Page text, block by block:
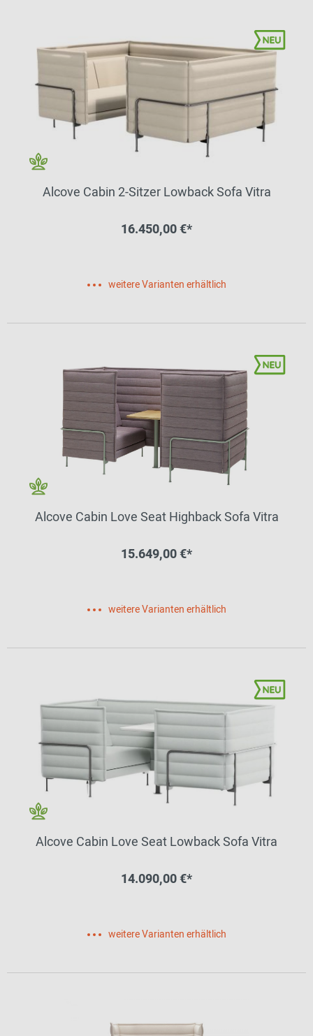
Alcove Cabin 2-Sitzer Lowback Sofa Vitra
16.450,00 €*
weitere Varianten erhältlich
Alcove Cabin Love Seat Highback Sofa Vitra
15.649,00 €*
weitere Varianten erhältlich
Alcove Cabin Love Seat Lowback Sofa Vitra
14.090,00 €*
weitere Varianten erhältlich